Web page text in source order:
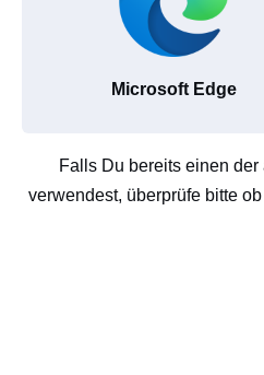
Microsoft Edge
Falls Du bereits einen
verwendest, überprüfe bitte